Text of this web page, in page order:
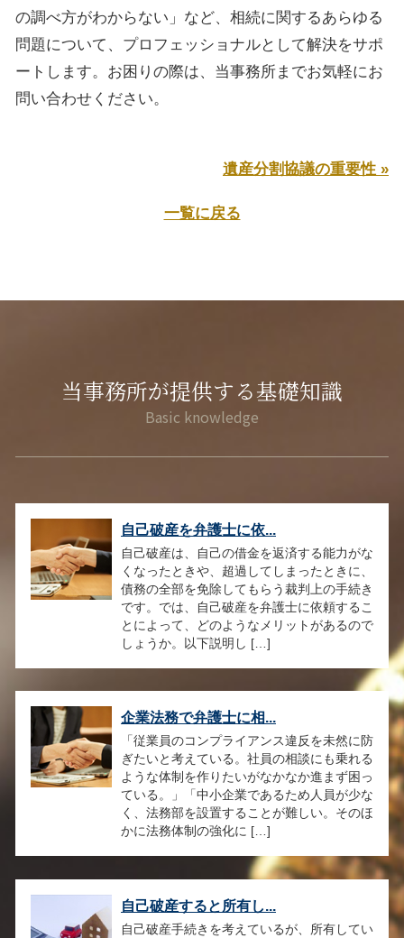
の調べ方がわからない」など、相続に関するあらゆる
問題について、プロフェッショナルとして解決をサポ
ートします。お困りの際は、当事務所までお気軽にお
問い合わせください。
遺産分割協議の重要性 »
一覧に戻る
当事務所が提供する基礎知識
自己破産を弁護士に依...
自己破産は、自己の借金を返済する能力がな
くなったときや、超過してしまったときに、
債務の全部を免除してもらう裁判上の手続き
です。では、自己破産を弁護士に依頼するこ
とによって、どのようなメリットがあるので
しょうか。以下説明し […]
企業法務で弁護士に相...
「従業員のコンプライアンス違反を未然に防
ぎたいと考えている。社員の相談にも乗れる
ような体制を作りたいがなかなか進まず困っ
ている。」「中小企業であるため人員が少な
く、法務部を設置することが難しい。そのほ
かに法務体制の強化に […]
自己破産すると所有し...
自己破産手続きを考えているが、所有してい